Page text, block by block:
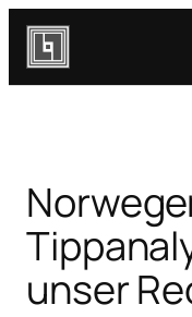
Zum
Inhalt
springen
unser